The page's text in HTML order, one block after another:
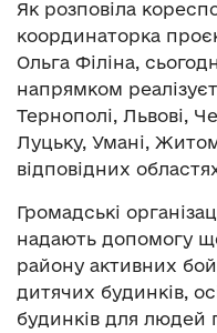
Як розповіла
координаторка
Ольга Філіна,
напрямком
Тернополі, Львові,
Луцьку, Умані,
відповідних
Громадські
надають допомогу
району активних
дитячих будинків,
будинків для людей